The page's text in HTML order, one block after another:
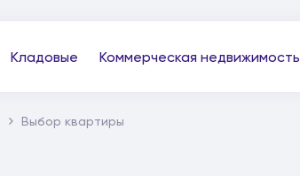
Кладовые Коммерческая недвижимость
Выбор квартиры